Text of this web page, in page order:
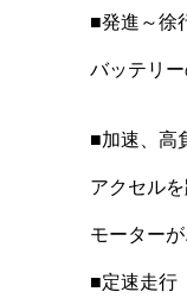
■発進～徐
バッテリ
■加速、高
アクセル
モーター
■定速走行